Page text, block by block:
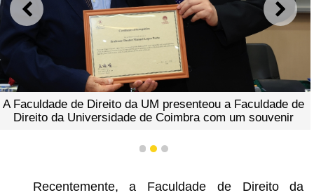
ANTERIOR
A Faculdade de Direito da UM presenteou a Faculdade de
Direito da Universidade de Coimbra com um souvenir
1 2 3
Recentemente, a Faculdade de Direito da